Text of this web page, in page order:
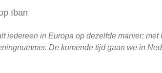
Iban
iedereen in Europa op dezelfde manier: met
De komende tijd gaan we in